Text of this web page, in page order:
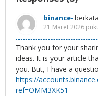
binance-
21 Maret 2026
Thank you for your
ideas. It is your article
you. But, I have a
https://
ref=OMM3XK51